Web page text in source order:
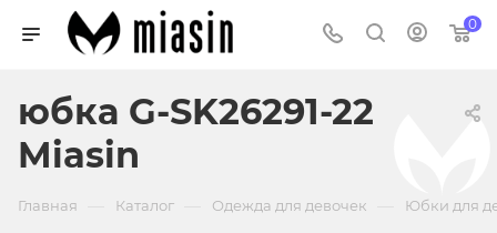
0
юбка G-SK26291-22
Miasin
Главная Каталог Одежда для девочек Юбки для